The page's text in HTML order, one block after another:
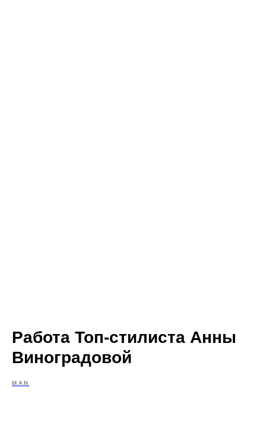
Работа Топ-стилиста Анны
Виноградовой
MAN